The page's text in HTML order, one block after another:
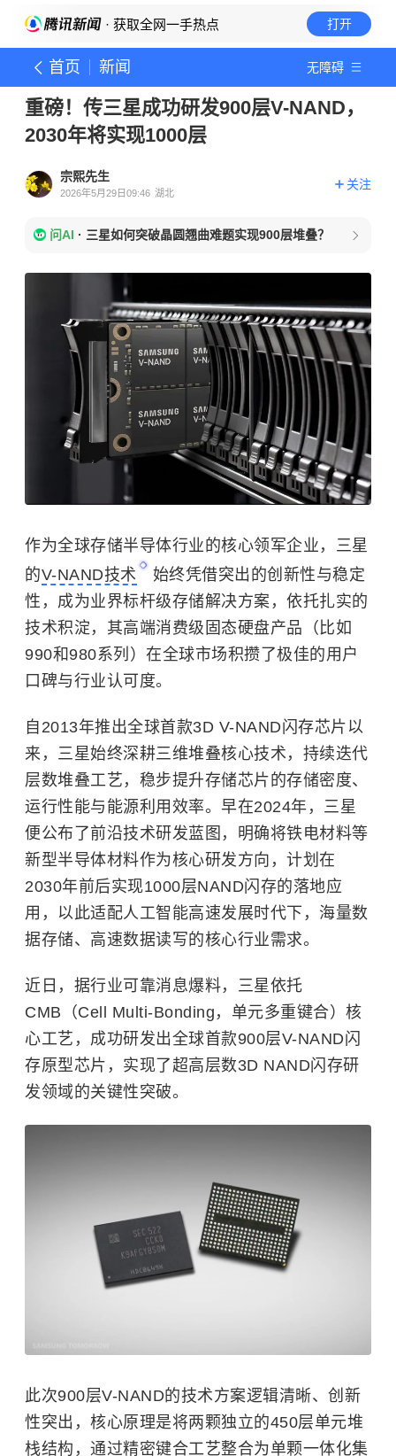
· 获取全网一手热点 打开
首页 新闻 无障碍
重磅！传三星成功研发900层V-NAND，
2030年将实现1000层
宗熙先生
2026年5月29日09:46 湖北
关注
问AI · 三星如何突破晶圆翘曲难题实现900层堆叠？
作为全球存储半导体行业的核心领军企业，三星
的V-NAND技术
始终凭借突出的创新性与稳定
性，成为业界标杆级存储解决方案，依托扎实的
技术积淀，其高端消费级固态硬盘产品（比如
990和980系列）在全球市场积攒了极佳的用户
口碑与行业认可度。
自2013年推出全球首款3D V-NAND闪存芯片以
来，三星始终深耕三维堆叠核心技术，持续迭代
层数堆叠工艺，稳步提升存储芯片的存储密度、
运行性能与能源利用效率。早在2024年， 三星
便公布了前沿技术研发蓝图，明确将铁电材料等
新型半导体材料作为核心研发方向，计划在
2030年前后实现1000层NAND闪存的落地应
用，以此适配人工智能高速发展时代下，海量数
据存储、高速数据读写的核心行业需求。
近日，据行业可靠消息爆料，三星依托
CMB（Cell Multi-Bonding，单元多重键合）核
心工艺，成功研发出全球首款900层V-NAND闪
存原型芯片，实现了超高层数3D NAND闪存研
发领域的关键性突破。
此次900层V-NAND的技术方案逻辑清晰、创新
性突出，核心原理是将两颗独立的450层单元堆
栈结构，通过精密键合工艺整合为单颗一体化集